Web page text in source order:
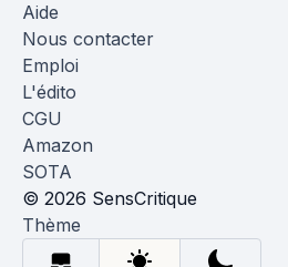
Aide
Nous contacter
Emploi
L'édito
CGU
Amazon
SOTA
© 2026 SensCritique
Thème